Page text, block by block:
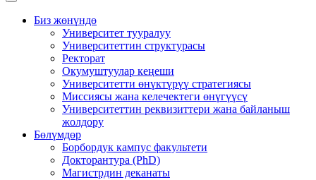
Биз жөнүндө
Университет тууралуу
Университеттин структурасы
Ректорат
Окумуштуулар кеңеши
Университетти өнүктүрүү стратегиясы
Миссиясы жана келечектеги өнүгүүсү
Университеттин реквизиттери жана байланыш
жолдору
Бөлүмдөр
Борбордук кампус факультети
Докторантура (PhD)
Магистрдин деканаты